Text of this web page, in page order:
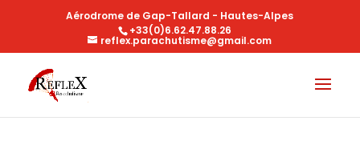
Aérodrome de Gap-Tallard - Hautes-Alpes
+33(0)6.62.47.88.26
reflex.parachutisme@gmail.com